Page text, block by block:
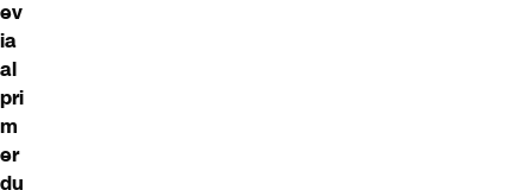
ev
ia
al
pri
m
er
du